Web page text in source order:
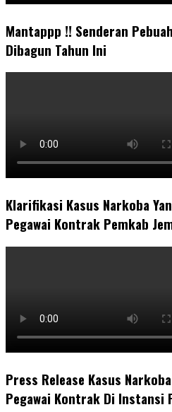
Mantappp !! Senderan
Dibagun Tahun Ini
Klarifikasi Kasus Narkoba
Pegawai Kontrak Pemkab
Press Release Kasus
Pegawai Kontrak Di Instansi